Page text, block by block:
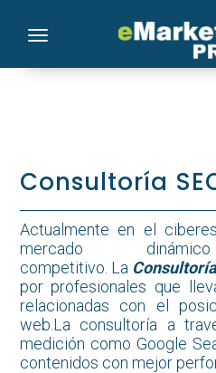
Toggle navigation
Consultoría
Actualmente en el
mercado
competitivo. La
por profesionales que
relacionadas con el
web.La consultoría a
medición como Google
contenidos con mejor